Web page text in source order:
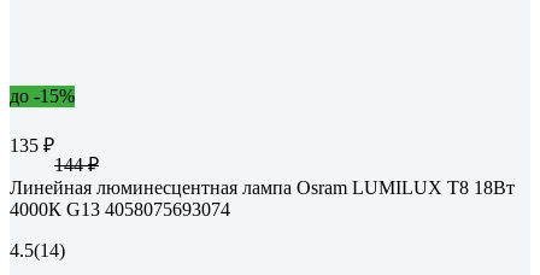
до -15%
135 ₽
144 ₽
Линейная люминесцентная лампа Osram LUMILUX T8 18Вт
4000К G13 4058075693074
4.5(14)